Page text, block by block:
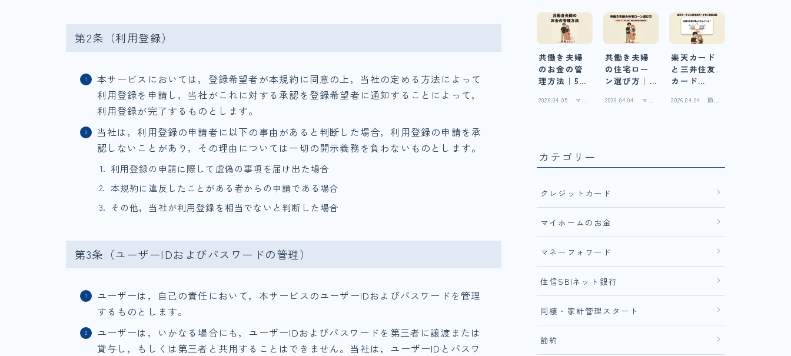
第2条（利用登録）
本サービスにおいては，登録希望者が本規約に同意の上，当社の定める方法によって
利用登録を申請し，当社がこれに対する承認を登録希望者に通知することによって，
利用登録が完了するものとします。
当社は，利用登録の申請者に以下の事由があると判断した場合，利用登録の申請を承
認しないことがあり，その理由については一切の開示義務を負わないものとします。
利用登録の申請に際して虚偽の事項を届け出た場合
本規約に違反したことがある者からの申請である場合
その他，当社が利用登録を相当でないと判断した場合
第3条（ユーザーIDおよびパスワードの管理）
ユーザーは，自己の責任において，本サービスのユーザーIDおよびパスワードを管理
するものとします。
ユーザーは，いかなる場合にも，ユーザーIDおよびパスワードを第三者に譲渡または
貸与し，もしくは第三者と共用することはできません。当社は，ユーザーIDとパスワ
のコツ
費
ターンを解
費
銀行
共働き夫婦
のお金の管
理方法｜5パ
と我が家の
2026.04.05
マネ
共働き夫婦
の住宅ロー
ン選び方｜
ン・収入合
2026.04.04
マイ
楽天カード
と三井住友
カード
較｜共働き
2026.04.04
節
カテゴリー
クレジットカード
マイホームのお金
マネーフォワード
住信SBIネット銀行
同棲・家計管理スタート
節約